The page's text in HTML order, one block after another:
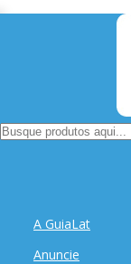
A GuiaLat
Anuncie